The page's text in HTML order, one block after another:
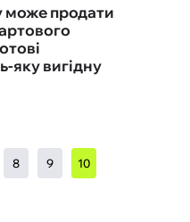
продати
яку вигідну
8 9 10